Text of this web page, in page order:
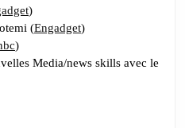
)
(Engadget)
)
Media/news skills avec le